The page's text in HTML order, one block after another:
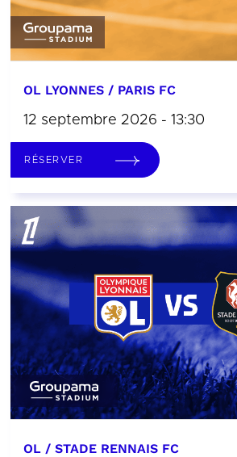
OL LYONNES / PARIS FC
12 septembre 2026 - 13:30
RÉSERVER
OL / STADE RENNAIS FC